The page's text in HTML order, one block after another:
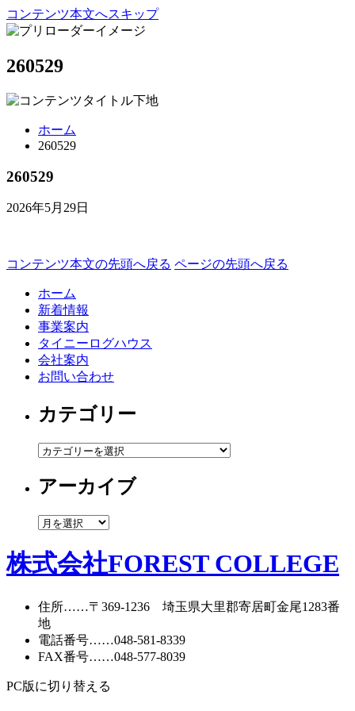
コンテンツ本文へスキップ
260529
ホーム
260529
260529
2026年5月29日
コンテンツ本文の先頭へ戻る ページの先頭へ戻る
ホーム
新着情報
事業案内
タイニーログハウス
会社案内
お問い合わせ
カテゴリー
カ
ゴ
ー
アーカイブ
ア
カ
イ
株式会社FOREST COLLEGE
住所……〒369-1236 埼玉県大里郡寄居町金尾1283番
地
電話番号……048-581-8339
FAX番号……048-577-8039
PC版に切り替える